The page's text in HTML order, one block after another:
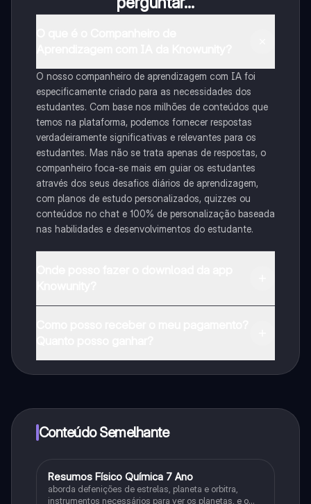
O nosso companheiro de aprendizagem com IA foi
especificamente criado para as necessidades dos
estudantes. Com base nos milhões de conteúdos que
temos na plataforma, podemos fornecer respostas
verdadeiramente significativas e relevantes para os
estudantes. Mas não se trata apenas de respostas, o
companheiro foca-se mais em guiar os estudantes
através dos seus desafios diários de aprendizagem,
com planos de estudo personalizados, quizzes ou
conteúdos no chat e 100% de personalização baseada
nas habilidades e desenvolvimentos do estudante.
Conteúdo Semelhante
Física
Resumos Físico Química 7 Ano
aborda defenições de estrelas, planeta e orbitra,
instrumentos necessários para ver os planetas, e o